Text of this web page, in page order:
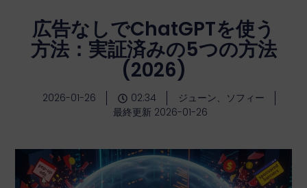
広告なしでChatGPTを使う
方法：実証済みの5つの方法
(2026)
2026-01-26 02:34
ジューン、ソフィー
最終更新 2026-01-26